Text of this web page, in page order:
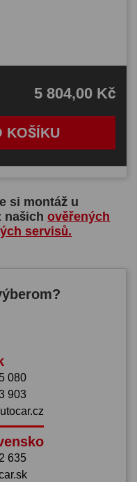
KOŠÍKU
5 804,00 Kč
si montáž u
našichověřených
servisů.
080
903
635